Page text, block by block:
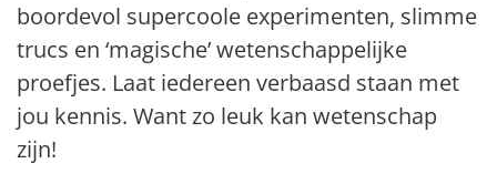
boordevol supercoole experimenten, slimme
trucs en ‘magische’ wetenschappelijke
proefjes. Laat iedereen verbaasd staan met
jou kennis. Want zo leuk kan wetenschap
zijn!